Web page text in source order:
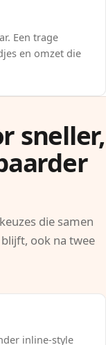
Een trage
en omzet die
sneller,
die samen
ook na twee
inline-style